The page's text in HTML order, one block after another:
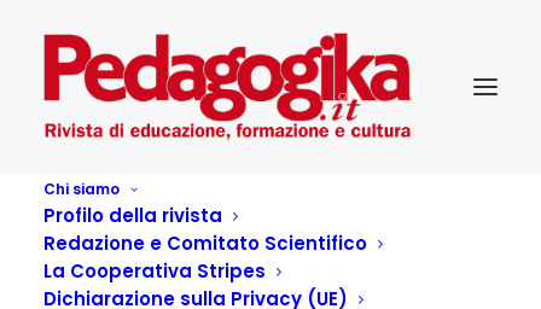
Chi siamo
Profilo della rivista
Redazione e Comitato Scientifico
La Cooperativa Stripes
Dichiarazione sulla Privacy (UE)